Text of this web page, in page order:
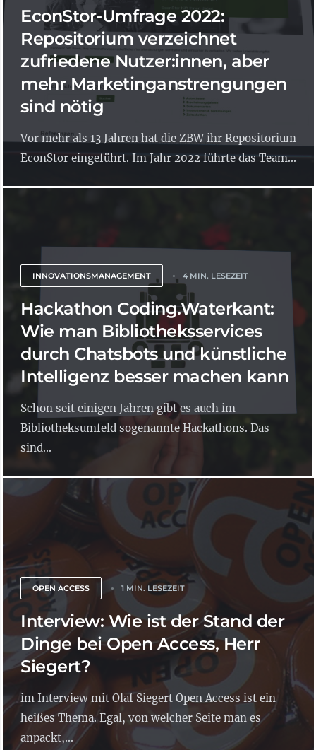
EconStor-Umfrage 2022:
Repositorium verzeichnet
zufriedene Nutzer:innen, aber
mehr Marketinganstrengungen
sind nötig
Vor mehr als 13 Jahren hat die ZBW ihr Repositorium
EconStor eingeführt. Im Jahr 2022 führte das Team...
INNOVATIONSMANAGEMENT 4 MIN. LESEZEIT
Hackathon Coding.Waterkant:
Wie man Bibliotheksservices
durch Chatsbots und künstliche
Intelligenz besser machen kann
Schon seit einigen Jahren gibt es auch im
Bibliotheksumfeld sogenannte Hackathons. Das
sind...
OPEN ACCESS 1 MIN. LESEZEIT
Interview: Wie ist der Stand der
Dinge bei Open Access, Herr
Siegert?
im Interview mit Olaf Siegert Open Access ist ein
heißes Thema. Egal, von welcher Seite man es
anpackt,...